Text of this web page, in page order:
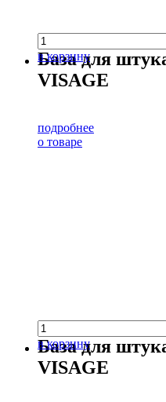
в корзину
База для
VISAGE
подробнее
о товаре
в корзину
База для
VISAGE